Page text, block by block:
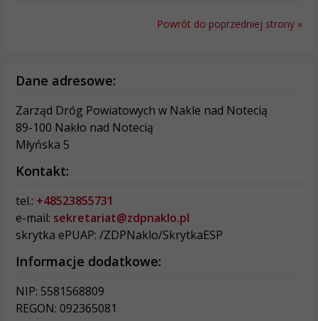
Powrót do poprzedniej strony »
Dane adresowe:
Zarząd Dróg Powiatowych w Nakle nad Notecią
89-100 Nakło nad Notecią
Młyńska 5
Kontakt:
tel.: +48523855731
e-mail: sekretariat@zdpnaklo.pl
skrytka ePUAP: /ZDPNaklo/SkrytkaESP
Informacje dodatkowe:
NIP: 5581568809
REGON: 092365081